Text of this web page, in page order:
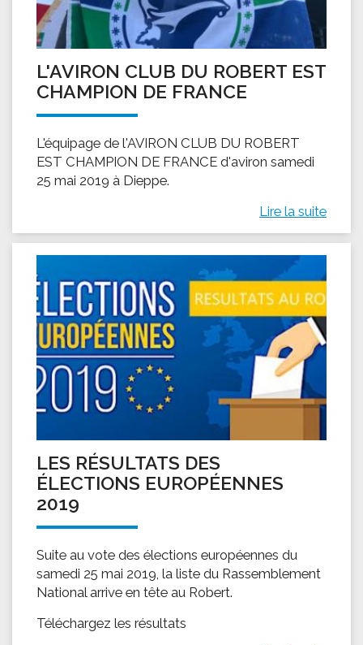
L'AVIRON CLUB DU ROBERT EST
CHAMPION DE FRANCE
L'équipage de l'AVIRON CLUB DU ROBERT
EST CHAMPION DE FRANCE d'aviron samedi
25 mai 2019 à Dieppe.
Lire la suite
LES RÉSULTATS DES
ÉLECTIONS EUROPÉENNES
2019
Suite au vote des élections européennes du
samedi 25 mai 2019, la liste du Rassemblement
National arrive en tête au Robert.
Téléchargez les résultats